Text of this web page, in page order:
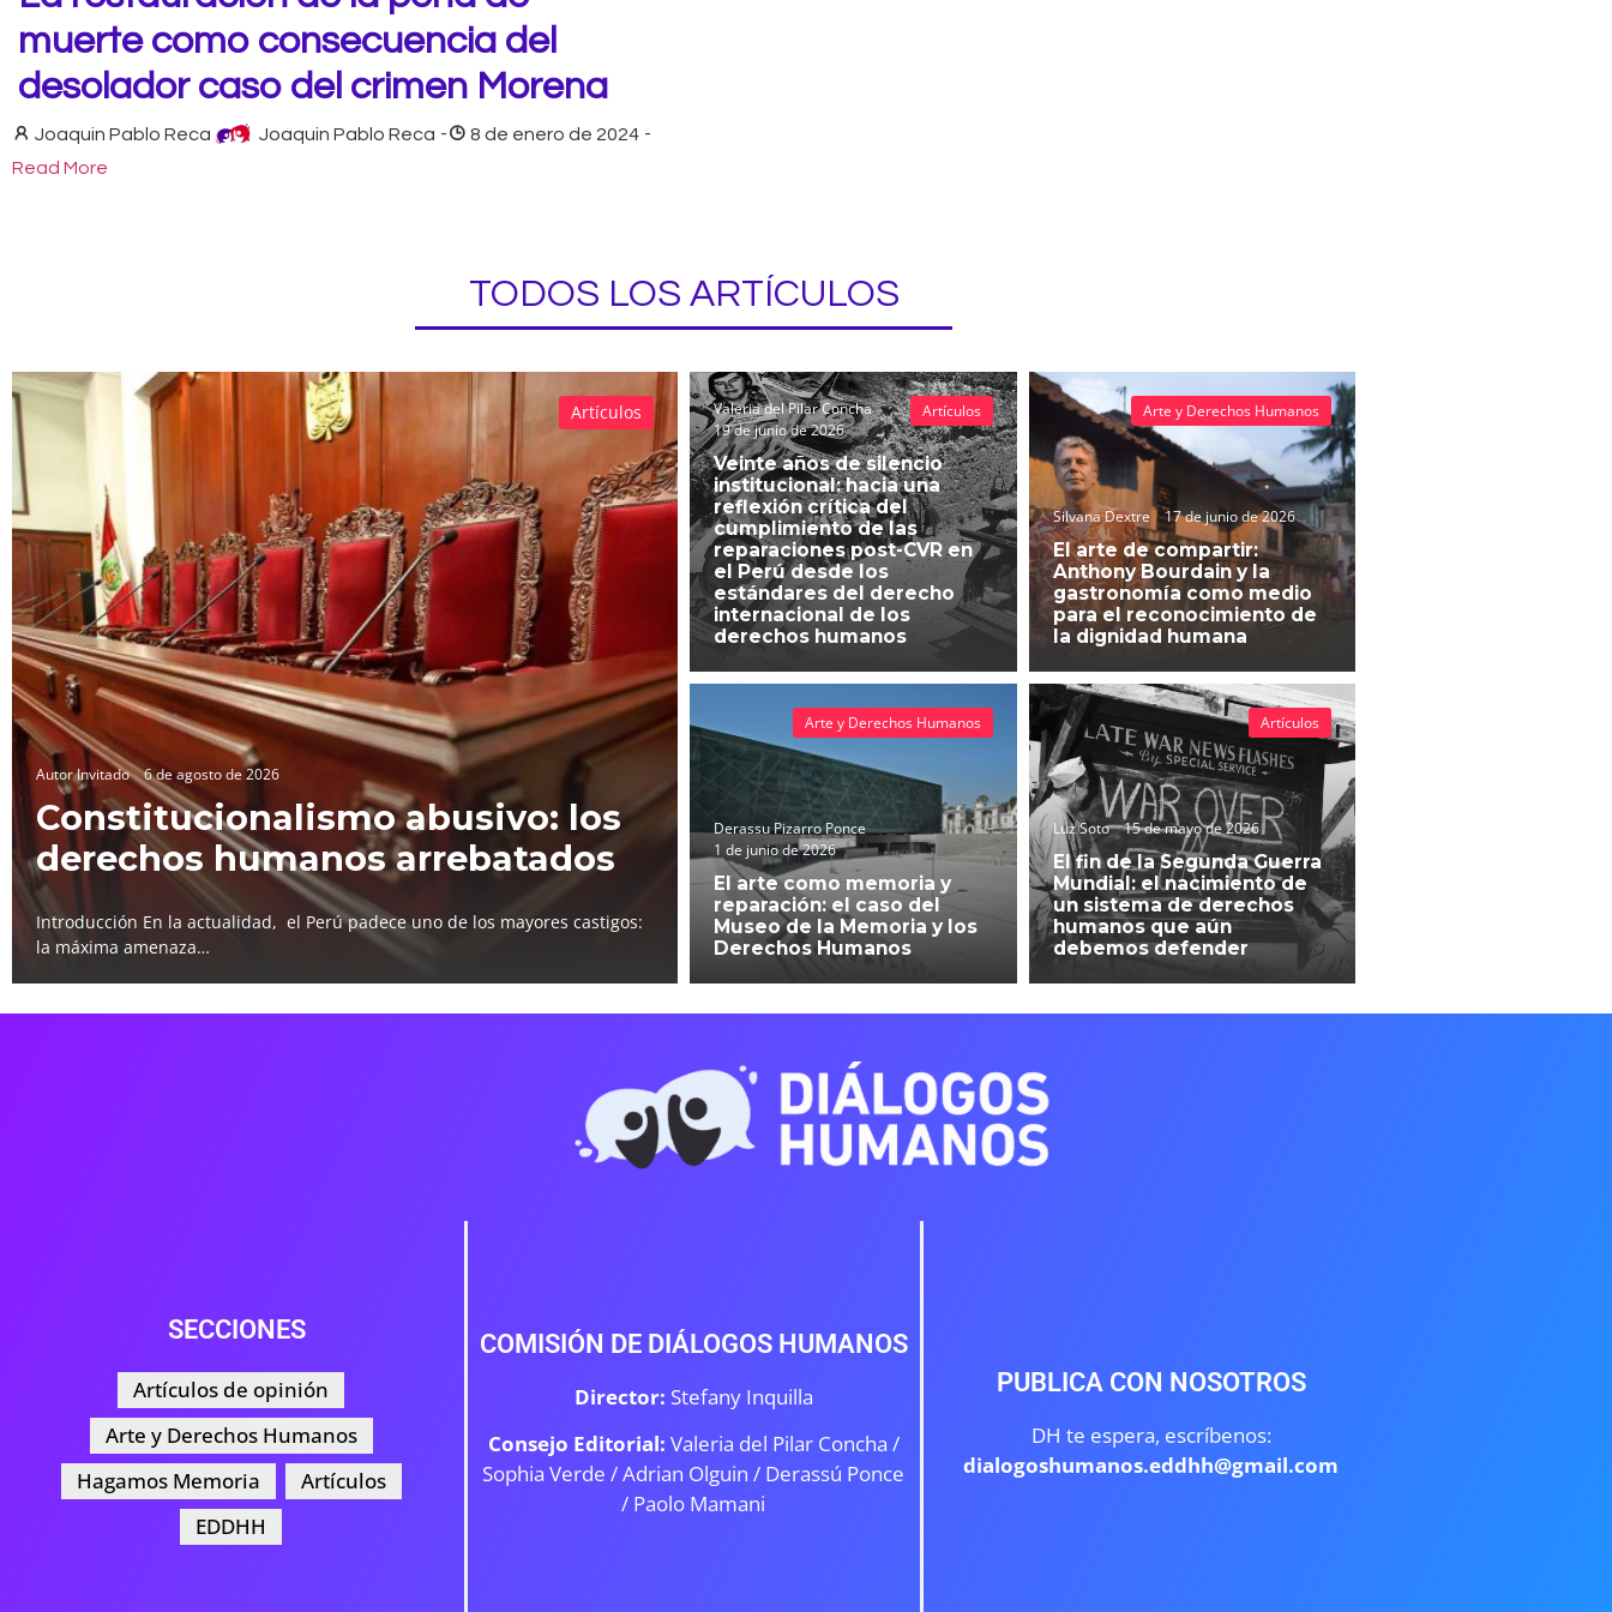
muerte como consecuencia del
desolador caso del crimen Morena
Joaquin Pablo Reca Joaquin Pablo Reca - 8 de enero de 2024 -
Read More
TODOS LOS ARTÍCULOS
Autor Invitado 6 de agosto de 2026
Constitucionalismo abusivo: los
derechos humanos arrebatados
Introducción En la actualidad, el Perú padece uno de los mayores castigos:
la máxima amenaza…
Artículos
Valeria del Pilar Concha
19 de junio de 2026
Veinte años de silencio
institucional: hacia una
reflexión crítica del
cumplimiento de las
reparaciones post-CVR en
el Perú desde los
estándares del derecho
internacional de los
derechos humanos
Artículos
Silvana Dextre 17 de junio de 2026
El arte de compartir:
Anthony Bourdain y la
gastronomía como medio
para el reconocimiento de
la dignidad humana
Arte y Derechos Humanos
Derassu Pizarro Ponce
1 de junio de 2026
El arte como memoria y
reparación: el caso del
Museo de la Memoria y los
Derechos Humanos
Arte y Derechos Humanos
Luz Soto 15 de mayo de 2026
El fin de la Segunda Guerra
Mundial: el nacimiento de
un sistema de derechos
humanos que aún
debemos defender
Artículos
SECCIONES
Artículos de opinión
Arte y Derechos Humanos
Hagamos Memoria
Artículos
EDDHH
COMISIÓN DE DIÁLOGOS HUMANOS
Director: Stefany Inquilla
Consejo Editorial: Valeria del Pilar Concha /
Sophia Verde /Adrian Olguin / Derassú Ponce
/ Paolo Mamani
PUBLICA CON NOSOTROS
DH te espera, escríbenos:
dialogoshumanos.eddhh@gmail.com